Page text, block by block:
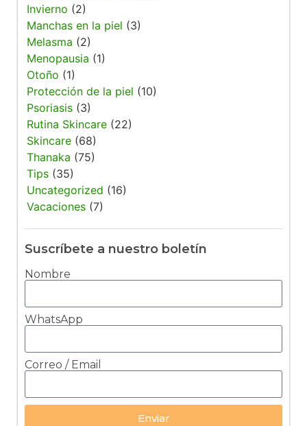
Invierno (2)
Manchas en la piel (3)
Melasma (2)
Menopausia (1)
Otoño (1)
Protección de la piel (10)
Psoriasis (3)
Rutina Skincare (22)
Skincare (68)
Thanaka (75)
Tips (35)
Uncategorized (16)
Vacaciones (7)
Suscríbete a nuestro boletín
Nombre
WhatsApp
Correo / Email
Enviar